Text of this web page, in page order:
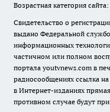
Возрастная категория сайта:
Свидетельство о
выдано Федеральной
информационных
частичном или полном
портала youtvnews.com в
радиосообщениях ссылка
в Интернет-изданиях
противном случае будут